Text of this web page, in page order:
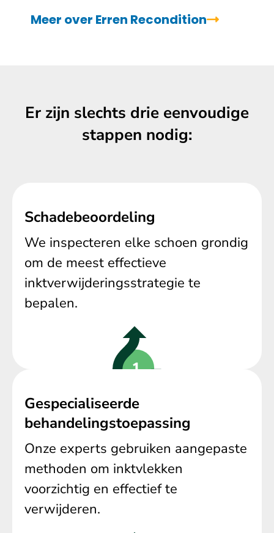
Meer over Erren Recondition
Er zijn slechts drie eenvoudige
stappen nodig:
Schadebeoordeling
We inspecteren elke schoen grondig
om de meest effectieve
inktverwijderingsstrategie te
bepalen.
Gespecialiseerde
behandelingstoepassing
Onze experts gebruiken aangepaste
methoden om inktvlekken
voorzichtig en effectief te
verwijderen.